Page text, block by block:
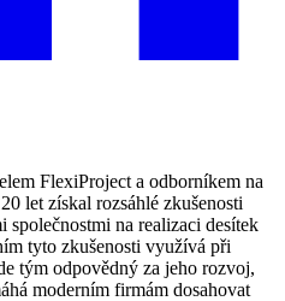
FlexiProject a odborníkem na
let získal rozsáhlé zkušenosti
na realizaci desítek
tyto zkušenosti využívá při
tým odpovědný za jeho rozvoj,
moderním firmám dosahovat